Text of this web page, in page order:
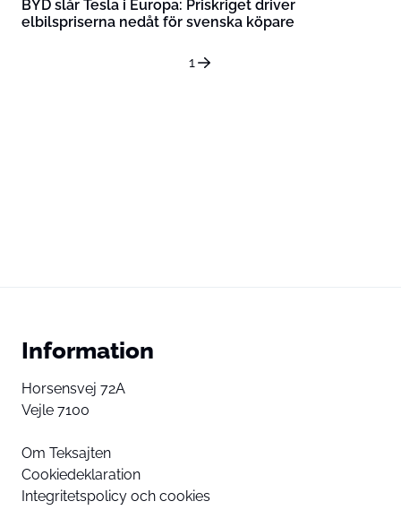
BYD slår Tesla i Europa: Priskriget driver
elbilspriserna nedåt för svenska köpare
1
Information
Horsensvej 72A
Vejle 7100
Om Teksajten
Cookiedeklaration
Integritetspolicy och cookies